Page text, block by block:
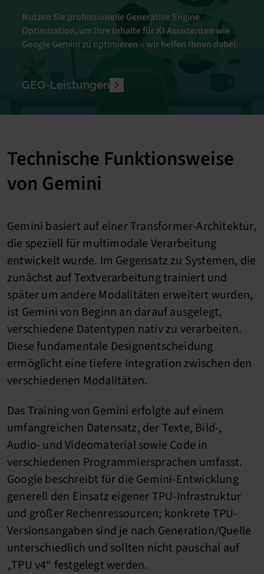
Nutzen Sie professionelle Generative Engine
Optimization, um Ihre Inhalte für KI Assistenten wie
Google Gemini zu optimieren – wir helfen Ihnen dabei.
GEO-Leistungen
Technische Funktionsweise
von Gemini
Gemini basiert auf einer Transformer-Architektur,
die speziell für multimodale Verarbeitung
entwickelt wurde. Im Gegensatz zu Systemen, die
zunächst auf Textverarbeitung trainiert und
später um andere Modalitäten erweitert wurden,
ist Gemini von Beginn an darauf ausgelegt,
verschiedene Datentypen nativ zu verarbeiten.
Diese fundamentale Designentscheidung
ermöglicht eine tiefere Integration zwischen den
verschiedenen Modalitäten.
Das Training von Gemini erfolgte auf einem
umfangreichen Datensatz, der Texte, Bild-,
Audio- und Videomaterial sowie Code in
verschiedenen Programmiersprachen umfasst.
Google beschreibt für die Gemini-Entwicklung
generell den Einsatz eigener TPU-Infrastruktur
und großer Rechenressourcen; konkrete TPU-
Versionsangaben sind je nach Generation/Quelle
unterschiedlich und sollten nicht pauschal auf
„TPU v4“ festgelegt werden.